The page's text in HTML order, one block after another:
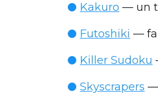
Kakuro — un
Futoshiki — fa
Killer Sudoku
Skyscrapers —